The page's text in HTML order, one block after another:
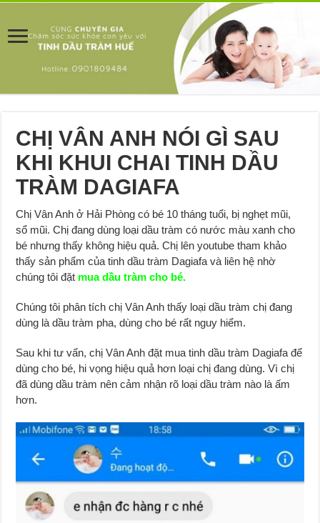
CHỊ VÂN ANH NÓI GÌ SAU
KHI KHUI CHAI TINH DẦU
TRÀM DAGIAFA
Chị Vân Anh ở Hải Phòng có bé 10 tháng tuổi, bị nghẹt mũi,
sổ mũi. Chị đang dùng loại dầu tràm có nước màu xanh cho
bé nhưng thấy không hiệu quả. Chị lên youtube tham khảo
thấy sản phẩm của tinh dầu tràm Dagiafa và liên hệ nhờ
chúng tôi đặt mua dầu tràm cho bé.
Chúng tôi phân tích chị Vân Anh thấy loại dầu tràm chị đang
dùng là dầu tràm pha, dùng cho bé rất nguy hiểm.
Sau khi tư vấn, chị Vân Anh đặt mua tinh dầu tràm Dagiafa để
dùng cho bé, hi vọng hiệu quả hơn loại chị đang dùng. Vì chị
đã dùng dầu tràm nên cảm nhận rõ loại dầu tràm nào là ấm
hơn.